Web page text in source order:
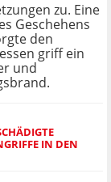
zu. Eine
Geschehens
den
griff ein
und
IN DEN